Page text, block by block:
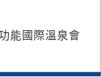
能國際溫泉會